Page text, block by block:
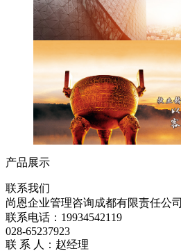
产品展示
联系我们
尚恩企业管理咨询成都有限责任公司
联系电话：19934542119
028-65237923
联 系 人：赵经理